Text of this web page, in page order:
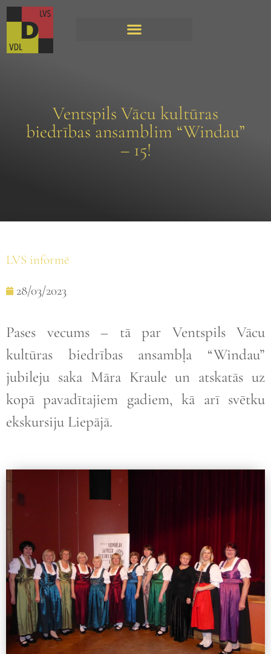
Ventspils Vācu kultūras
biedrības ansamblim “Windau”
– 15!
LVS informē
28/03/2023
Pases vecums – tā par Ventspils Vācu
kultūras biedrības ansambļa “Windau”
jubileju saka Māra Kraule un atskatās uz
kopā pavadītajiem gadiem, kā arī svētku
ekskursiju Liepājā.